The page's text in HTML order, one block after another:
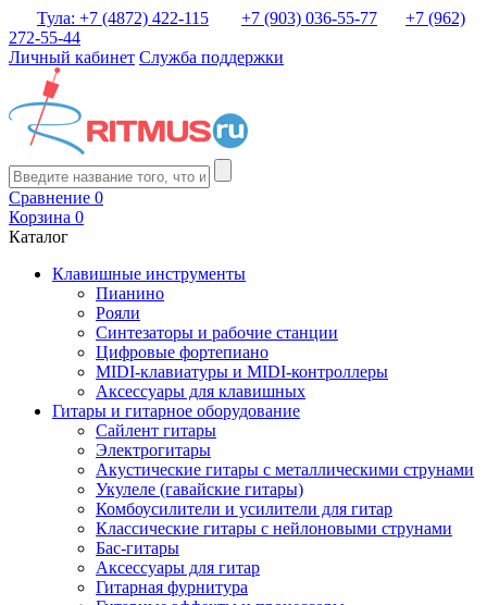
Тула: +7 (4872) 422-115 +7 (903) 036-55-77
+7 (962)
272-55-44
Личный кабинет Служба поддержки
Сравнение 0
Корзина 0
Каталог
Клавишные инструменты
Пианино
Рояли
Синтезаторы и рабочие станции
Цифровые фортепиано
MIDI-клавиатуры и MIDI-контроллеры
Аксессуары для клавишных
Гитары и гитарное оборудование
Сайлент гитары
Электрогитары
Акустические гитары с металлическими струнами
Укулеле (гавайские гитары)
Комбоусилители и усилители для гитар
Классические гитары с нейлоновыми струнами
Бас-гитары
Аксессуары для гитар
Гитарная фурнитура